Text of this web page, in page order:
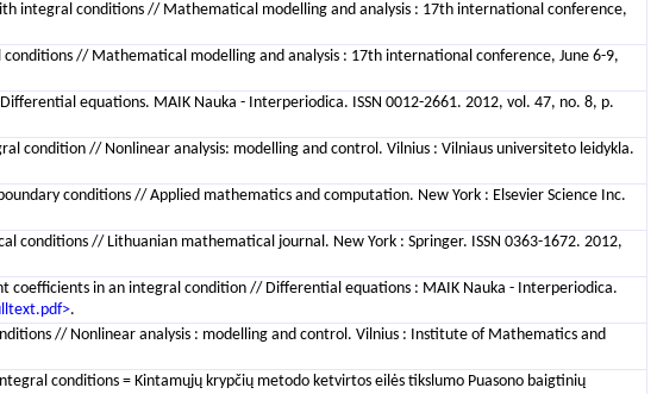
integral conditions // Mathematical modelling and analysis : 17th international conference,
// Mathematical modelling and analysis : 17th international conference, June 6-9,
equations. MAIK Nauka - Interperiodica. ISSN 0012-2661. 2012, vol. 47, no. 8, p.
// Nonlinear analysis: modelling and control. Vilnius : Vilniaus universiteto leidykla.
conditions // Applied mathematics and computation. New York : Elsevier Science Inc.
conditions // Lithuanian mathematical journal. New York : Springer. ISSN 0363-1672. 2012,
in an integral condition // Differential equations : MAIK Nauka - Interperiodica.
.
// Nonlinear analysis : modelling and control. Vilnius : Institute of Mathematics and
conditions = Kintamųjų krypčių metodo ketvirtos eilės tikslumo Puasono baigtinių